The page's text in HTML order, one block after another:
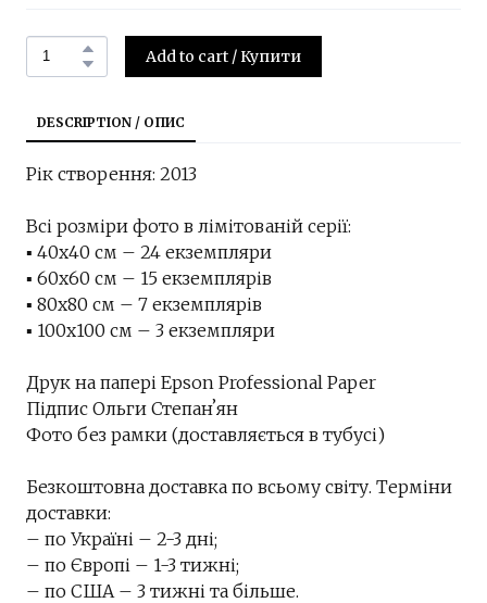
Add to cart / Купити
DESCRIPTION / ОПИС
Рік створення: 2013
Всі розміри фото в лімітованій серії:
▪︎ 40х40 см – 24 екземпляри
▪︎ 60х60 см – 15 екземплярів
▪︎ 80х80 см – 7 екземплярів
▪︎ 100х100 см – 3 екземпляри
Друк на папері Epson Professional Paper
Підпис Ольги Степанʼян
Фото без рамки (доставляється в тубусі)
Безкоштовна доставка по всьому світу. Терміни
доставки:
– по Україні – 2-3 дні;
– по Європі – 1-3 тижні;
– по США – 3 тижні та більше.